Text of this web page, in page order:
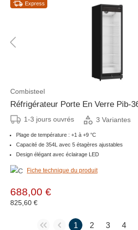
Express
Combisteel
Réfrigérateur Porte En Verre Pib-
1-3 jours ouvrés 3 Variantes
Plage de température : +1 à +9 °C
Capacité de 354L avec 5 étagères ajustables
Design élégant avec éclairage LED
Fiche technique du produit
688,00 €
825,60 €
1 2 3 4